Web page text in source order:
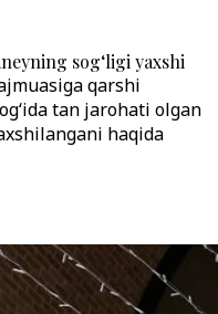
sog‘ligi yaxshi
qarshi
tan jarohati olgan
haqida